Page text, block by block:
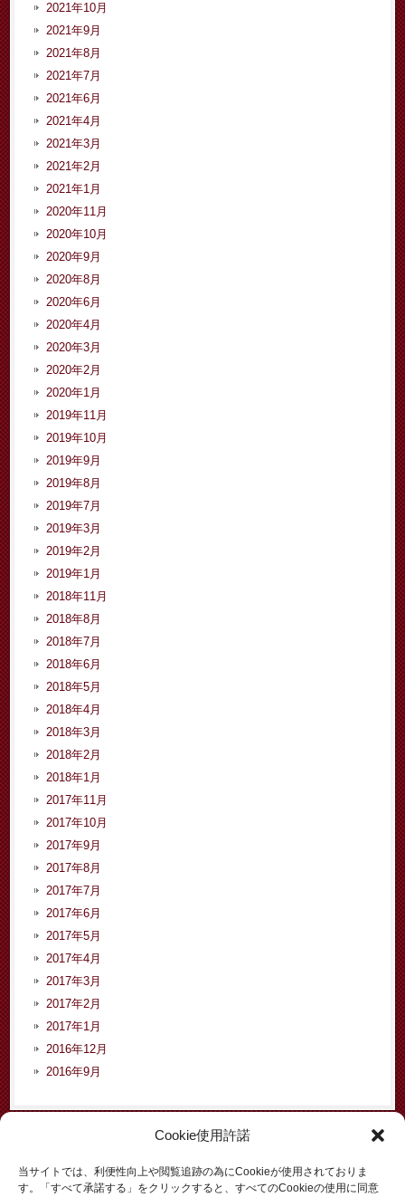
Cookie使用許諾
当サイトでは、利便性向上や閲覧追跡の為にCookieが使用されておりま
す。「すべて承諾する」をクリックすると、すべてのCookieの使用に同意
2021年10月
2021年9月
2021年8月
2021年7月
2021年6月
2021年4月
2021年3月
2021年2月
2021年1月
2020年11月
2020年10月
2020年9月
2020年8月
2020年6月
2020年4月
2020年3月
2020年2月
2020年1月
2019年11月
2019年10月
2019年9月
2019年8月
2019年7月
2019年3月
2019年2月
2019年1月
2018年11月
2018年8月
2018年7月
2018年6月
2018年5月
2018年4月
2018年3月
2018年2月
2018年1月
2017年11月
2017年10月
2017年9月
2017年8月
2017年7月
2017年6月
2017年5月
2017年4月
2017年3月
2017年2月
2017年1月
2016年12月
2016年9月